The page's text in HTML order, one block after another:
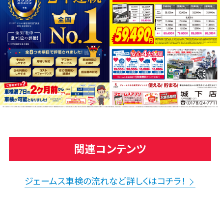
関連コンテンツ
ジェームス車検の流れなど詳しくはコチラ！